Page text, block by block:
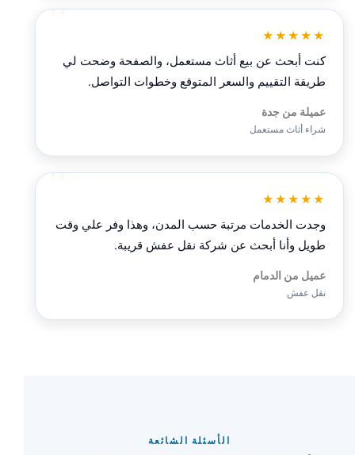
★★★★★
كنت أبحث عن بيع أثاث مستعمل، والصفحة وضحت لي
طريقة التقييم والسعر المتوقع وخطوات التواصل.
عميلة من جدة
شراء أثاث مستعمل
★★★★★
وجدت الخدمات مرتبة حسب المدن، وهذا وفر علي وقت
طويل وأنا أبحث عن شركة نقل عفش قريبة.
عميل من الدمام
نقل عفش
الأسئلة الشائعة